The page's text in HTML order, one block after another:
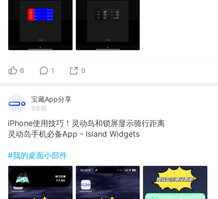
6 1 0
宝藏App分享
3年前
iPhone使用技巧！灵动岛和锁屏显示骑行距离
灵动岛手机必备App - Island Widgets
#我的桌面小部件